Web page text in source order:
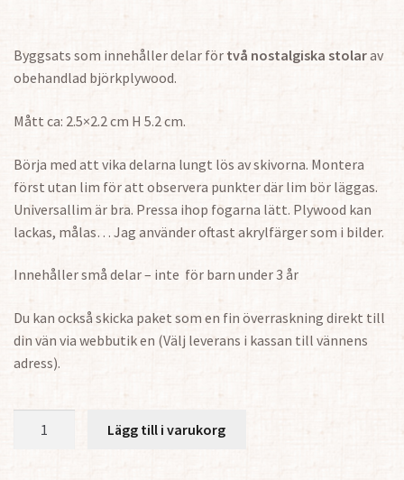
Byggsats som innehåller delar för två nostalgiska stolarav
obehandlad björkplywood.
Mått ca: 2.5×2.2 cm H 5.2 cm.
Börja med att vika delarna lungt lös av skivorna. Montera
först utan lim för att observera punkter där lim bör läggas.
Universallim är bra. Pressa ihop fogarna lätt. Plywood kan
lackas, målas… Jag använder oftast akrylfärger som i bilder.
Innehåller små delar – inte för barn under 3 år
Du kan också skicka paket som en fin överraskning direkt till
din vän via webbutik en (Välj leverans i kassan till vännens
adress).
Lägg till i varukorg